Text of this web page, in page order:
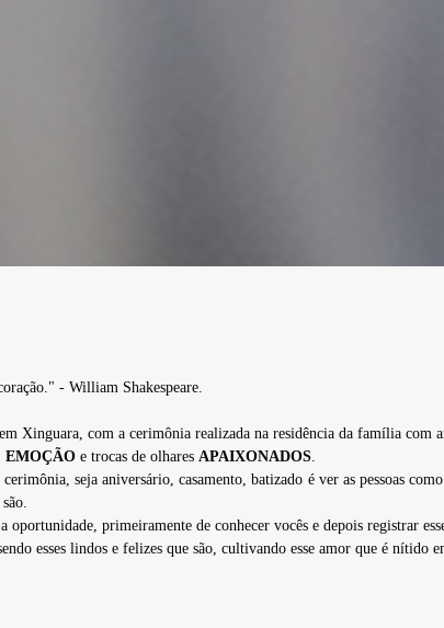
- William Shakespeare.
Xinguara, com a cerimônia realizada na residência da família com
EMOÇÃO e trocas de olhares APAIXONADOS.
seja aniversário, casamento, batizado é ver as pessoas
oportunidade, primeiramente de conhecer vocês e depois registrar
esses lindos e felizes que são, cultivando esse amor que é nítido